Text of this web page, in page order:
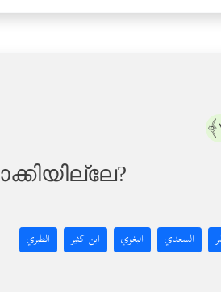
السعدي البغوي ابن كثير الطبري